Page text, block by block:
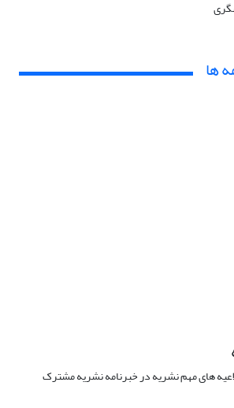
ها
های مهم نشریه در خبرنامه نشریه مشترک